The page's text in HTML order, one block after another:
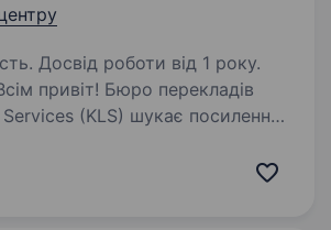
Досвід роботи від 1 року.
(KLS) шукає посилення